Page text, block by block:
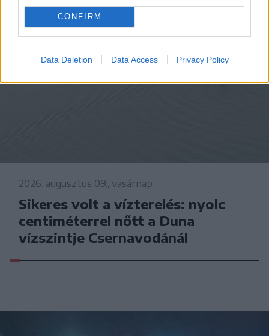
CONFIRM
Data Deletion Data Access Privacy Policy
2026. augusztus 09., vasárnap
Sikeres volt a vízterelés: nyolc
centiméterrel nőtt a Duna
vízszintje Csernavodánál